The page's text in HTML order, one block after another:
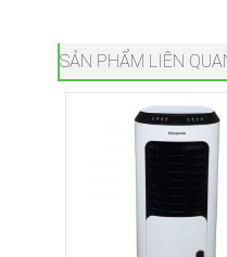
SẢN PHẨM LIÊN